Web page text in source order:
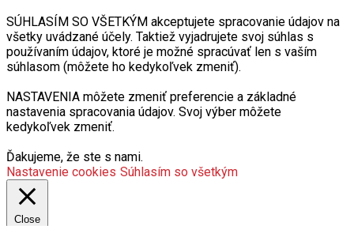
SÚHLASÍM SO VŠETKÝM akceptujete spracovanie údajov na
všetky uvádzané účely. Taktiež vyjadrujete svoj súhlas s
používaním údajov, ktoré je možné spracúvať len s vaším
súhlasom (môžete ho kedykoľvek zmeniť).
NASTAVENIA môžete zmeniť preferencie a základné
nastavenia spracovania údajov. Svoj výber môžete
kedykoľvek zmeniť.
Ďakujeme, že ste s nami.
Nastavenie cookies Súhlasím so všetkým
Close